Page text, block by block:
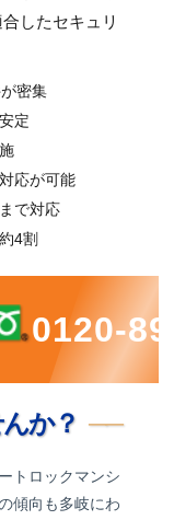
したセキュリ
密集
定
応が可能
で対応
4割
0120-
か？
トロックマンシ
傾向も多岐にわ